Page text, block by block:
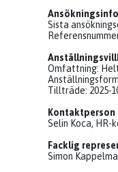
Sista
Omfattning:
Tillträde: 2025-
Kontaktperson
Selin Koca, HR-
Facklig
Simon